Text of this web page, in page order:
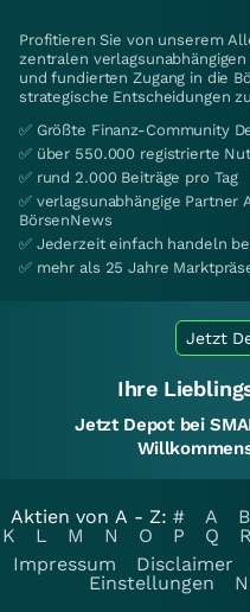
Profitieren Sie von unserem
zentralen
und fundierten Zugang in die
strategische Entscheidungen
✅ Größte Finanz-Community
✅ über 550.000 registrierte
✅ rund 2.000 Beiträge pro Tag
✅ verlagsunabhängige Partner
BörsenNews
✅ Jederzeit einfach handeln
✅ mehr als 25 Jahre
Jetzt
Ihre
Jetzt Depot bei
Aktien von A - Z: # A B
K
L M N O P Q R
Impressum
Disclaimer
Einstellungen